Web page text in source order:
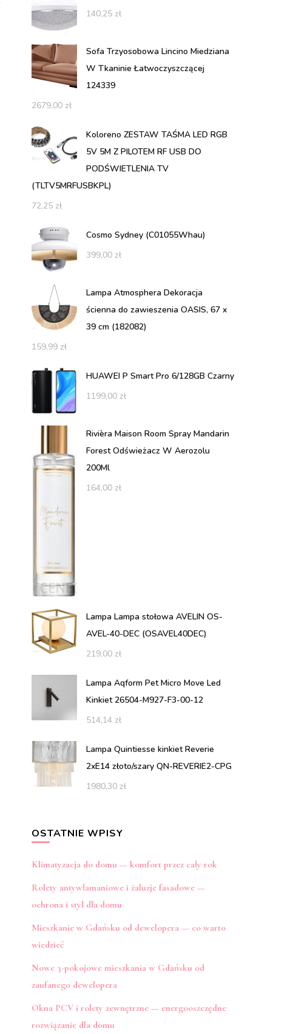
140,25 zł
Sofa Trzyosobowa Lincino Miedziana
W Tkaninie Łatwoczyszczącej
124339
2679,00 zł
Koloreno ZESTAW TAŚMA LED RGB
5V 5M Z PILOTEM RF USB DO
PODŚWIETLENIA TV
(TLTV5MRFUSBKPL)
72,25 zł
Cosmo Sydney (C01055Whau)
399,00 zł
Lampa Atmosphera Dekoracja
ścienna do zawieszenia OASIS, 67 x
39 cm (182082)
159,99 zł
HUAWEI P Smart Pro 6/128GB Czarny
1199,00 zł
Rivièra Maison Room Spray Mandarin
Forest Odświeżacz W Aerozolu
200Ml
164,00 zł
Lampa Lampa stołowa AVELIN OS-
AVEL-40-DEC (OSAVEL40DEC)
219,00 zł
Lampa Aqform Pet Micro Move Led
Kinkiet 26504-M927-F3-00-12
514,14 zł
Lampa Quintiesse kinkiet Reverie
2xE14 złoto/szary QN-REVERIE2-CPG
1980,30 zł
OSTATNIE WPISY
Klimatyzacja do domu — komfort przez cały rok
Rolety antywłamaniowe i żaluzje fasadowe —
ochrona i styl dla domu
Mieszkanie w Gdańsku od dewelopera — co warto
wiedzieć
Nowe 3-pokojowe mieszkania w Gdańsku od
zaufanego dewelopera
Okna PCV i rolety zewnętrzne — energooszczędne
rozwiązanie dla domu